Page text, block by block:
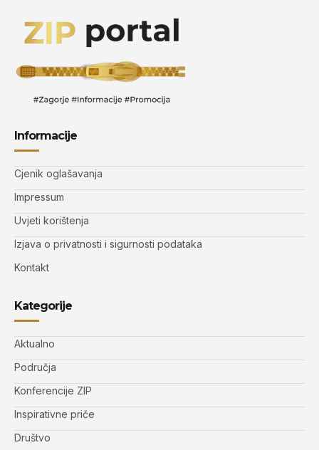
Informacije
Cjenik oglašavanja
Impressum
Uvjeti korištenja
Izjava o privatnosti i sigurnosti podataka
Kontakt
Kategorije
Aktualno
Područja
Konferencije ZIP
Inspirativne priče
Društvo